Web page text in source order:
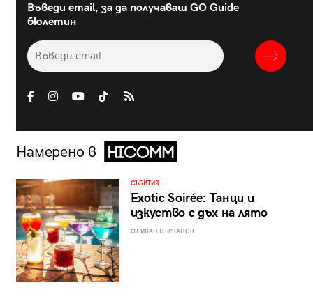
Въведи email, за да получаваш GO Guide
бюлетин
Намерено в
СЪБИТИЯ
Exotic Soirée: Танци и
изкуство с дъх на лято
ОТ ИВАН ПЪРВАНОВ